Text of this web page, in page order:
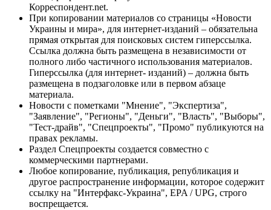
Корреспондент.net.
При копировании материалов со страницы «Новости
Украины и мира», для интернет-изданий – обязательна
прямая открытая для поисковых систем гиперссылка.
Ссылка должна быть размещена в независимости от
полного либо частичного использования материалов.
Гиперссылка (для интернет- изданий) – должна быть
размещена в подзаголовке или в первом абзаце
материала.
Новости с пометками "Мнение", "Экспертиза",
"Заявление", "Регионы", "Деньги", "Власть", "Выборы",
"Тест-драйв", "Спецпроекты", "Промо" публикуются на
правах рекламы.
Раздел Спецпроекты создается совместно с
коммерческими партнерами.
Любое копирование, публикация, републикация и
другое распространение информации, которое содержит
ссылку на "Интерфакс-Украина", EPA / UPG, строго
воспрещается.